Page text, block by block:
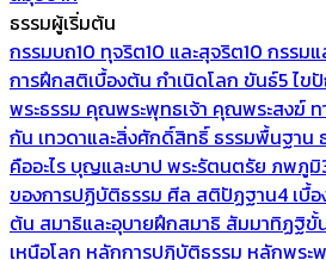
ธรรมผู้เริ่มต้น
กรรมบถ10 ทุจริต10 และสุจริต10 กรรมแ
การฝึกสติเบื้องต้น กำเนิดโลก ขันธ์5ไข
พระธรรม คุณพระพุทธเจ้า คุณพระสงฆ์
กัน เทวดาและสิ่งศักดิ์สิทธิ์ธรรมพื้นฐาน
คืออะไร บุญและบาป พระรัตนตรัย ภพภูมิ
ของการปฏิบัติธรรม ศีล สติปัฏฐาน4 เบื้
ต้น สมาธิและอุบายฝึกสมาธิ สัมมาทิฏฐิขั้
เหนือโลก หลักการปฏิบัติธรรม หลักพระ